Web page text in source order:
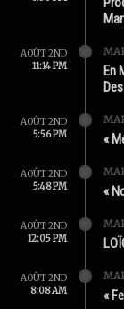
AOÛT 2ND
11:14 PM
En
AOÛT 2ND
5:56 PM
«
AOÛT 2ND
5:48 PM
«
AOÛT 2ND
12:05 PM
AOÛT 2ND
8:08 AM
«